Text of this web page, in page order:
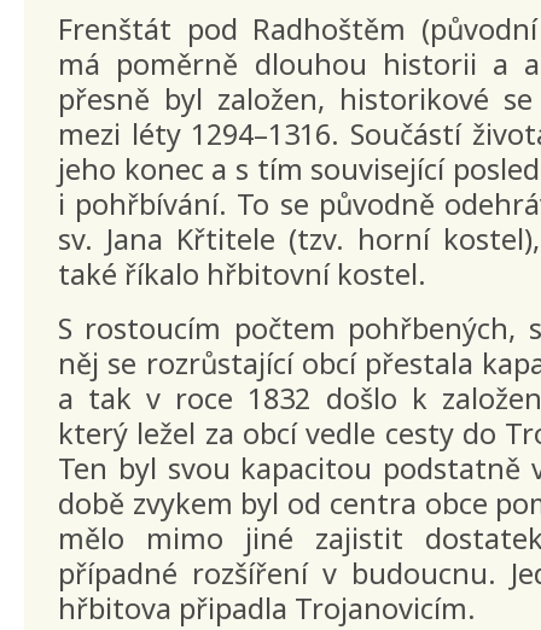
Frenštát pod Radhoštěm
má poměrně dlouhou historii a
přesně byl založen, historikové
mezi léty 1294–1316. Součástí
jeho konec a s tím související
i pohřbívání. To se původně
sv. Jana Křtitele (tzv. horní
také říkalo hřbitovní kostel.
S rostoucím počtem pohřbených,
něj se rozrůstající obcí přestala
a tak v roce 1832 došlo k
který ležel za obcí vedle cesty do
Ten byl svou kapacitou podstatně
době zvykem byl od centra obce
mělo mimo jiné zajistit
případné rozšíření v budoucnu.
hřbitova připadla Trojanovicím.